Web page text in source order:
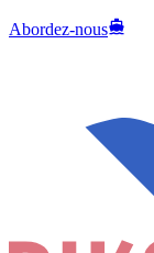
Abordez-nous